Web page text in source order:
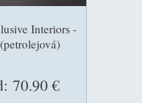
Interiors -
70.90 €